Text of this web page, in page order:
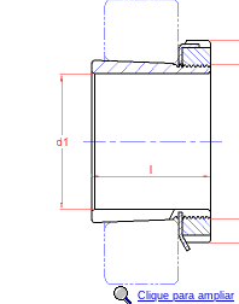
Clique para ampliar